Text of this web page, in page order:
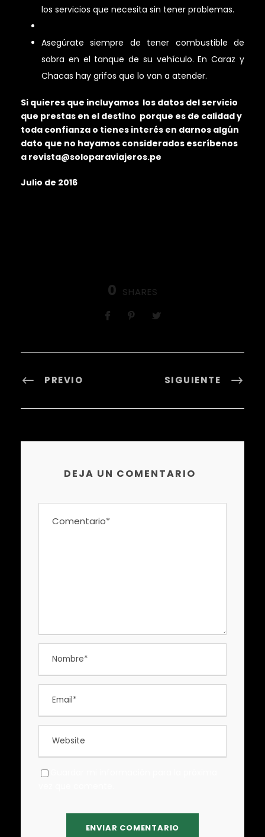
los servicios que necesita sin tener problemas.
Asegúrate siempre de tener combustible de
sobra en el tanque de su vehículo. En Caraz y
Chacas hay grifos que lo van a atender.
Si quieres que incluyamos los datos del servicio
que prestas en el destino porque es de calidad y
toda confianza o tienes interés en darnos algún
dato que no hayamos considerados escríbenos
a revista@soloparaviajeros.pe
Julio de 2016
0 SHARES
PREVIO SIGUIENTE
DEJA UN COMENTARIO